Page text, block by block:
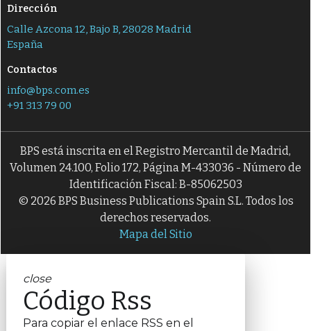
Dirección
Calle Azcona 12, Bajo B, 28028 Madrid
España
Contactos
info@bps.com.es
+91 313 79 00
BPS está inscrita en el Registro Mercantil de Madrid,
Volumen 24.100, Folio 172, Página M-433036 - Número de
Identificación Fiscal: B-85062503
© 2026 BPS Business Publications Spain S.L. Todos los
derechos reservados.
Mapa del Sitio
close
Código Rss
Para copiar el enlace RSS en el